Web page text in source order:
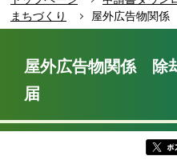
まちづくり
屋外広告物関係
ら
屋外広告物関係 除
届